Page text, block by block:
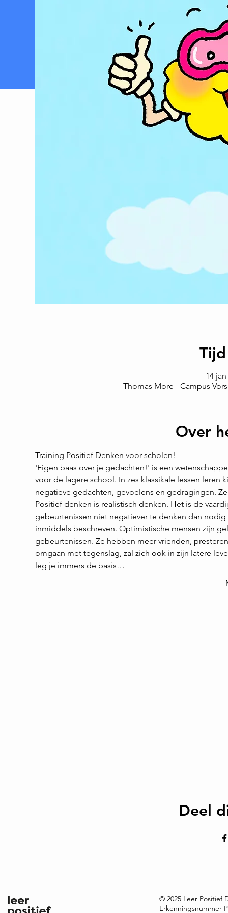
14
Thomas More - Campus
Over
Training Positief Denken voor scholen!
'Eigen baas over je gedachten!' is een
voor de lagere school. In zes klassikale lessen
negatieve gedachten, gevoelens en gedragingen.
Positief denken is realistisch denken. Het is de
gebeurtenissen niet negatiever te denken dan
inmiddels beschreven. Optimistische mensen zijn
gebeurtenissen. Ze hebben meer vrienden,
omgaan met tegenslag, zal zich ook in zijn latere
leg je immers de basis…
Deel
© 2025 Leer Positief
Erkenningsnummer